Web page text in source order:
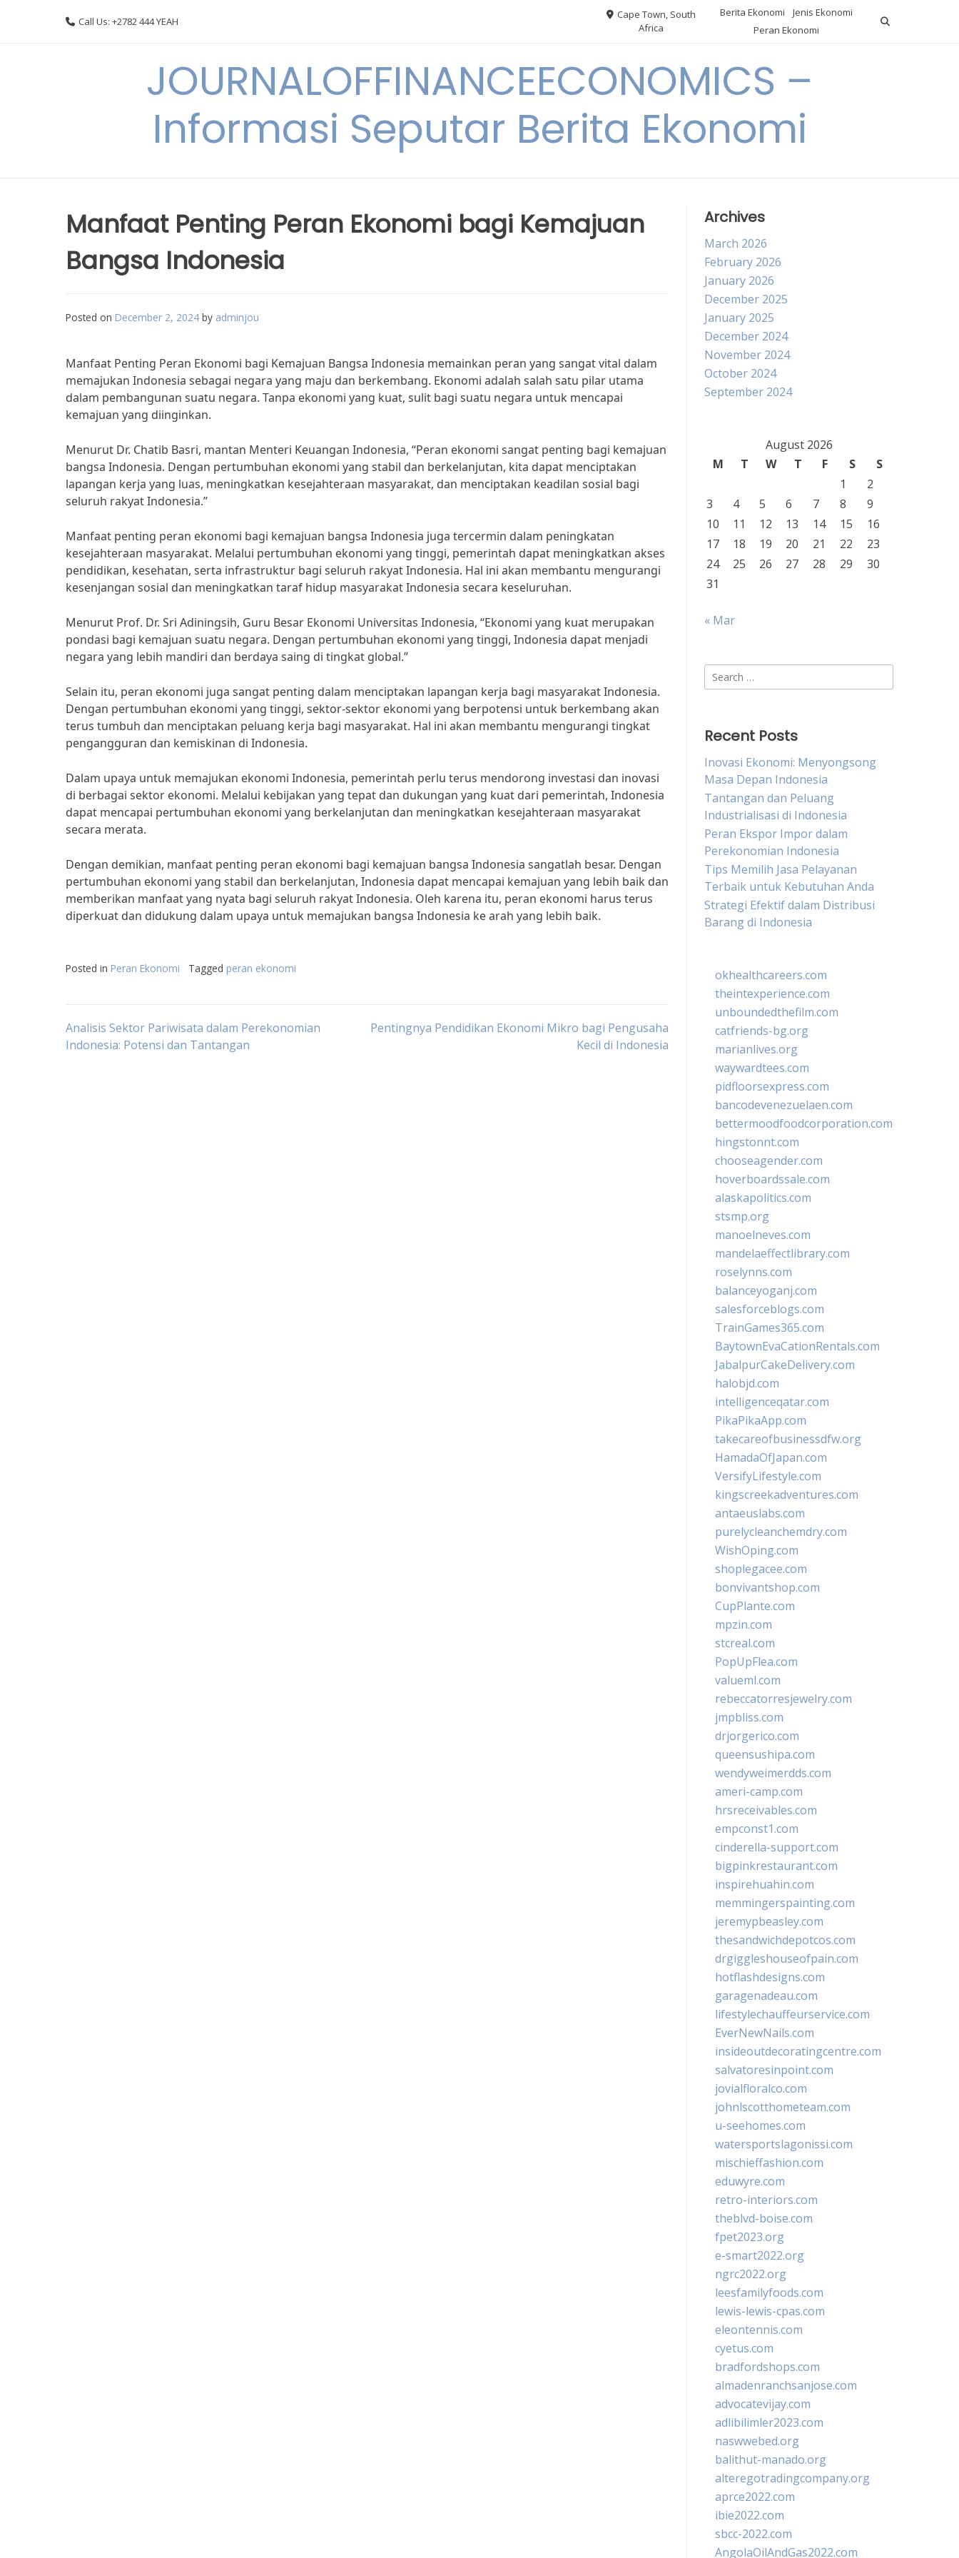
Call Us: +2782 444 YEAH
Cape Town, South
Africa
Berita Ekonomi
Jenis Ekonomi
Peran Ekonomi
JOURNALOFFINANCEECONOMICS –
Informasi Seputar Berita Ekonomi
Manfaat Penting Peran Ekonomi bagi Kemajuan
Bangsa Indonesia
Posted on December 2, 2024 by adminjou
Manfaat Penting Peran Ekonomi bagi Kemajuan Bangsa Indonesia memainkan peran yang sangat vital dalam
memajukan Indonesia sebagai negara yang maju dan berkembang. Ekonomi adalah salah satu pilar utama
dalam pembangunan suatu negara. Tanpa ekonomi yang kuat, sulit bagi suatu negara untuk mencapai
kemajuan yang diinginkan.
Menurut Dr. Chatib Basri, mantan Menteri Keuangan Indonesia, “Peran ekonomi sangat penting bagi kemajuan
bangsa Indonesia. Dengan pertumbuhan ekonomi yang stabil dan berkelanjutan, kita dapat menciptakan
lapangan kerja yang luas, meningkatkan kesejahteraan masyarakat, dan menciptakan keadilan sosial bagi
seluruh rakyat Indonesia.”
Manfaat penting peran ekonomi bagi kemajuan bangsa Indonesia juga tercermin dalam peningkatan
kesejahteraan masyarakat. Melalui pertumbuhan ekonomi yang tinggi, pemerintah dapat meningkatkan akses
pendidikan, kesehatan, serta infrastruktur bagi seluruh rakyat Indonesia. Hal ini akan membantu mengurangi
kesenjangan sosial dan meningkatkan taraf hidup masyarakat Indonesia secara keseluruhan.
Menurut Prof. Dr. Sri Adiningsih, Guru Besar Ekonomi Universitas Indonesia, “Ekonomi yang kuat merupakan
pondasi bagi kemajuan suatu negara. Dengan pertumbuhan ekonomi yang tinggi, Indonesia dapat menjadi
negara yang lebih mandiri dan berdaya saing di tingkat global.”
Selain itu, peran ekonomi juga sangat penting dalam menciptakan lapangan kerja bagi masyarakat Indonesia.
Dengan pertumbuhan ekonomi yang tinggi, sektor-sektor ekonomi yang berpotensi untuk berkembang akan
terus tumbuh dan menciptakan peluang kerja bagi masyarakat. Hal ini akan membantu mengurangi tingkat
pengangguran dan kemiskinan di Indonesia.
Dalam upaya untuk memajukan ekonomi Indonesia, pemerintah perlu terus mendorong investasi dan inovasi
di berbagai sektor ekonomi. Melalui kebijakan yang tepat dan dukungan yang kuat dari pemerintah, Indonesia
dapat mencapai pertumbuhan ekonomi yang berkelanjutan dan meningkatkan kesejahteraan masyarakat
secara merata.
Dengan demikian, manfaat penting peran ekonomi bagi kemajuan bangsa Indonesia sangatlah besar. Dengan
pertumbuhan ekonomi yang stabil dan berkelanjutan, Indonesia dapat mencapai kemajuan yang lebih baik dan
memberikan manfaat yang nyata bagi seluruh rakyat Indonesia. Oleh karena itu, peran ekonomi harus terus
diperkuat dan didukung dalam upaya untuk memajukan bangsa Indonesia ke arah yang lebih baik.
Posted in Peran Ekonomi Tagged peran ekonomi
Post
Analisis Sektor Pariwisata dalam Perekonomian
Indonesia: Potensi dan Tantangan
Pentingnya Pendidikan Ekonomi Mikro bagi Pengusaha
Kecil di Indonesia
Archives
March 2026
February 2026
January 2026
December 2025
January 2025
December 2024
November 2024
October 2024
September 2024
August 2026
M
T W T F S
S
1
2
3
4 5 6 7 8
9
10
11 12 13 14 15
16
17
18 19 20 21 22
23
24
25 26 27 28 29
30
31
« Mar
Search
for:
Recent Posts
Inovasi Ekonomi: Menyongsong
Masa Depan Indonesia
Tantangan dan Peluang
Industrialisasi di Indonesia
Peran Ekspor Impor dalam
Perekonomian Indonesia
Tips Memilih Jasa Pelayanan
Terbaik untuk Kebutuhan Anda
Strategi Efektif dalam Distribusi
Barang di Indonesia
okhealthcareers.com
theintexperience.com
unboundedthefilm.com
catfriends-bg.org
marianlives.org
waywardtees.com
pidfloorsexpress.com
bancodevenezuelaen.com
bettermoodfoodcorporation.com
hingstonnt.com
chooseagender.com
hoverboardssale.com
alaskapolitics.com
stsmp.org
manoelneves.com
mandelaeffectlibrary.com
roselynns.com
balanceyoganj.com
salesforceblogs.com
TrainGames365.com
BaytownEvaCationRentals.com
JabalpurCakeDelivery.com
halobjd.com
intelligenceqatar.com
PikaPikaApp.com
takecareofbusinessdfw.org
HamadaOfJapan.com
VersifyLifestyle.com
kingscreekadventures.com
antaeuslabs.com
purelycleanchemdry.com
WishOping.com
shoplegacee.com
bonvivantshop.com
CupPlante.com
mpzin.com
stcreal.com
PopUpFlea.com
valueml.com
rebeccatorresjewelry.com
jmpbliss.com
drjorgerico.com
queensushipa.com
wendyweimerdds.com
ameri-camp.com
hrsreceivables.com
empconst1.com
cinderella-support.com
bigpinkrestaurant.com
inspirehuahin.com
memmingerspainting.com
jeremypbeasley.com
thesandwichdepotcos.com
drgiggleshouseofpain.com
hotflashdesigns.com
garagenadeau.com
lifestylechauffeurservice.com
EverNewNails.com
insideoutdecoratingcentre.com
salvatoresinpoint.com
jovialfloralco.com
johnlscotthometeam.com
u-seehomes.com
watersportslagonissi.com
mischieffashion.com
eduwyre.com
retro-interiors.com
theblvd-boise.com
fpet2023.org
e-smart2022.org
ngrc2022.org
leesfamilyfoods.com
lewis-lewis-cpas.com
eleontennis.com
cyetus.com
bradfordshops.com
almadenranchsanjose.com
advocatevijay.com
adlibilimler2023.com
naswwebed.org
balithut-manado.org
alteregotradingcompany.org
aprce2022.com
ibie2022.com
sbcc-2022.com
AngolaOilAndGas2022.com